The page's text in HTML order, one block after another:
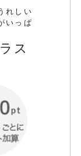
れしい
いっぱ
ス